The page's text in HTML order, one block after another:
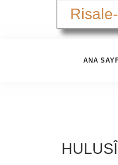
ANA